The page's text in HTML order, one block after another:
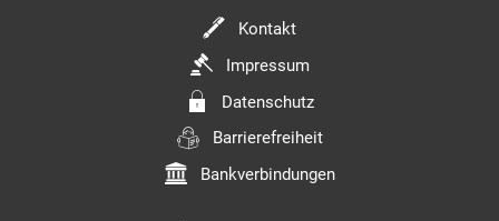
Kontakt
Impressum
Datenschutz
Barrierefreiheit
Bankverbindungen